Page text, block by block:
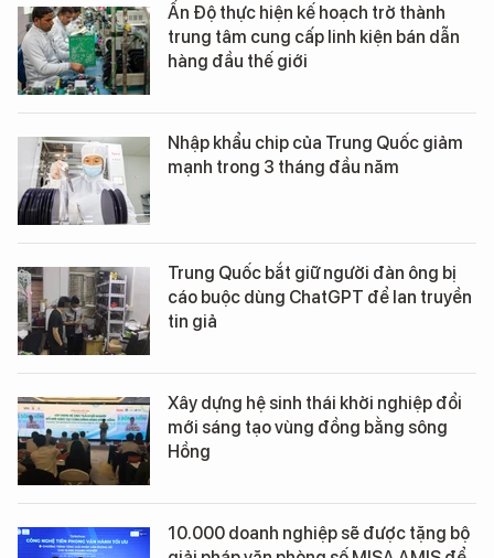
Ấn Độ thực hiện kế hoạch trở thành
trung tâm cung cấp linh kiện bán dẫn
hàng đầu thế giới
Nhập khẩu chip của Trung Quốc giảm
mạnh trong 3 tháng đầu năm
Trung Quốc bắt giữ người đàn ông bị
cáo buộc dùng ChatGPT để lan truyền
tin giả
Xây dựng hệ sinh thái khởi nghiệp đổi
mới sáng tạo vùng đồng bằng sông
Hồng
10.000 doanh nghiệp sẽ được tặng bộ